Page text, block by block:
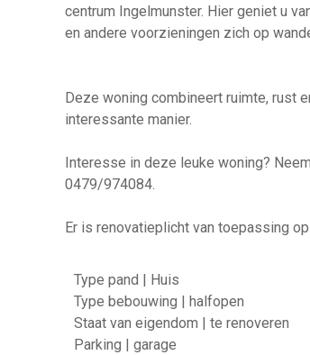
centrum Ingelmunster. Hier geniet u
en andere voorzieningen zich op
Deze woning combineert ruimte, rust
interessante manier.
Interesse in deze leuke woning?
0479/974084.
Er is renovatieplicht van toepassing
Type pand | Huis
Type bebouwing | halfopen
Staat van eigendom | te renoveren
Parking | garage